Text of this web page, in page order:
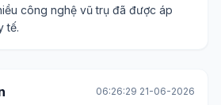
công nghệ vũ trụ đã được áp
tế.
06:26:29 21-06-2026